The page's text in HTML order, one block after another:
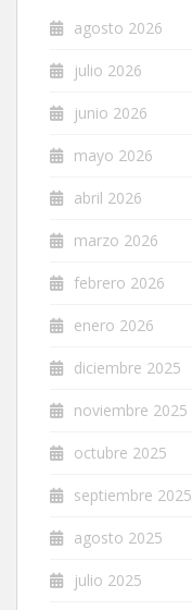
agosto 2026
julio 2026
junio 2026
mayo 2026
abril 2026
marzo 2026
febrero 2026
enero 2026
diciembre 2025
noviembre 2025
octubre 2025
septiembre 2025
agosto 2025
julio 2025